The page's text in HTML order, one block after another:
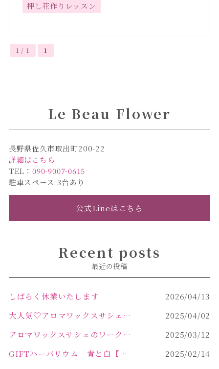
押し花作りレッスン
1 / 1 1
Le Beau Flower
長野県佐久市取出町200-22
詳細はこちら
TEL：090-9007-0615
駐車スペース:3台あり
公式Lineはこちら
Recent posts
最近の投稿
しばらく休業いたします
2026/04/13
大人気♡アロマワックスサシェ作り
2025/04/02
アロマワックスサシェのワークショップinPOLA中込原店 VOL.2
2025/03/12
GIFTハーバリウム 青と白【佐久市 ハーバリウム ギフト】
2025/02/14